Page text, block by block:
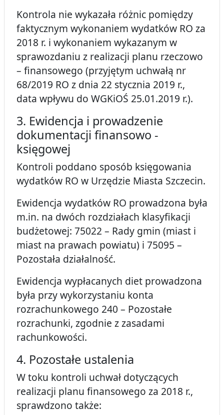
Kontrola nie wykazała różnic pomiędzy
faktycznym wykonaniem wydatków RO za
2018 r. i wykonaniem wykazanym w
sprawozdaniu z realizacji planu rzeczowo
– finansowego (przyjętym uchwałą nr
68/2019 RO z dnia 22 stycznia 2019 r.,
data wpływu do WGKiOŚ 25.01.2019 r.).
3. Ewidencja i prowadzenie
dokumentacji finansowo -
księgowej
Kontroli poddano sposób księgowania
wydatków RO w Urzędzie Miasta Szczecin.
Ewidencja wydatków RO prowadzona była
m.in. na dwóch rozdziałach klasyfikacji
budżetowej: 75022 – Rady gmin (miast i
miast na prawach powiatu) i 75095 –
Pozostała działalność.
Ewidencja wypłacanych diet prowadzona
była przy wykorzystaniu konta
rozrachunkowego 240 – Pozostałe
rozrachunki, zgodnie z zasadami
rachunkowości.
4. Pozostałe ustalenia
W toku kontroli uchwał dotyczących
realizacji planu finansowego za 2018 r.,
sprawdzono także: